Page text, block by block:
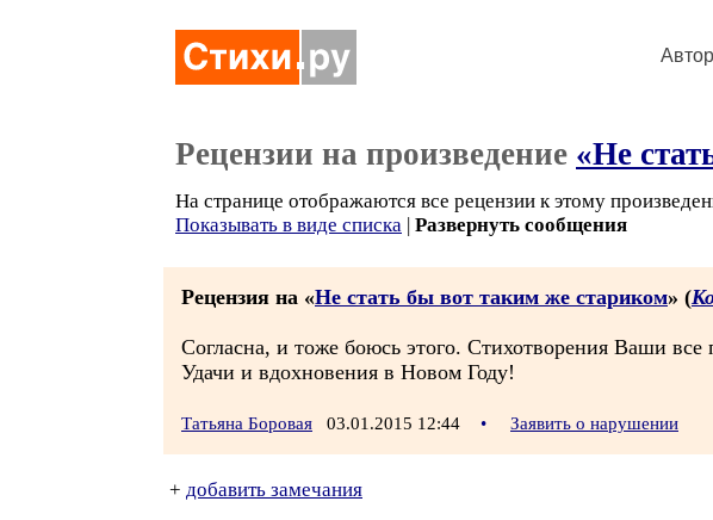
Рецензии на произведение «Не
На странице отображаются все рецензии к этому
Показывать в виде списка | Развернуть сообщения
Рецензия на «Не стать бы вот таким же стариком» (
Согласна, и тоже боюсь этого. Стихотворения Ваши
Удачи и вдохновения в Новом Году!
Татьяна Боровая 03.01.2015 12:44 • Заявить о нарушении
+ добавить замечания